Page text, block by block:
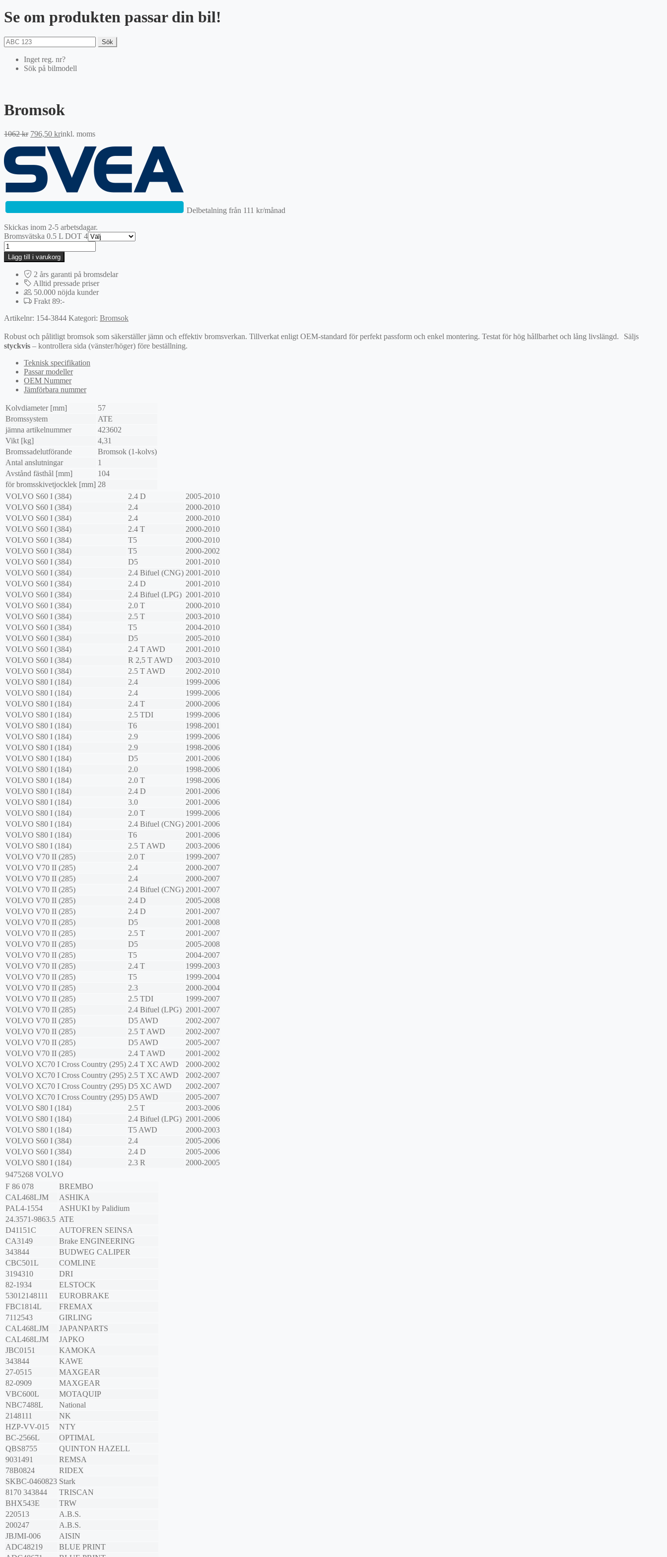
Se om produkten passar din bil!
Sök
Inget reg. nr?
Sök på bilmodell
Bromsok
1062kr Det
1062 kr.
796,50 krDet
priset
är:
796,50 kr.
inkl. moms
Delbetalning från 111 kr/månad
Skickas inom 2-5 arbetsdagar.
Bromsvätska 0.5 L DOT 4
Bromsok
mängd
Lägg till i varukorg
2 års garanti på bromsdelar
Alltid pressade priser
50.000 nöjda kunder
Frakt 89:-
Artikelnr: 154-3844 Kategori: Bromsok
Robust och pålitligt bromsok som säkerställer jämn och effektiv bromsverkan. Tillverkat enligt OEM-standard för perfekt passform och enkel montering. Testat för hög hållbarhet och lång livslängd. Säljs
styckvis – kontrollera sida (vänster/höger) före beställning.
Teknisk specifikation
Passar modeller
OEM Nummer
Jämförbara nummer
Kolvdiameter [mm]
57
Bromssystem
ATE
jämna artikelnummer
423602
Vikt [kg]
4,31
Bromssadelutförande
Bromsok (1-kolvs)
Antal anslutningar
1
Avstånd fästhål [mm]
104
för bromsskivetjocklek [mm] 28
VOLVO S60 I (384) 2.4 D
2005-2010
VOLVO S60 I (384) 2.4
2000-2010
VOLVO S60 I (384) 2.4
2000-2010
VOLVO S60 I (384) 2.4 T
2000-2010
VOLVO S60 I (384) T5
2000-2010
VOLVO S60 I (384) T5
2000-2002
VOLVO S60 I (384) D5
2001-2010
VOLVO S60 I (384) 2.4 Bifuel (CNG) 2001-2010
VOLVO S60 I (384) 2.4 D
2001-2010
VOLVO S60 I (384) 2.4 Bifuel (LPG) 2001-2010
VOLVO S60 I (384) 2.0 T
2000-2010
VOLVO S60 I (384) 2.5 T
2003-2010
VOLVO S60 I (384) T5
2004-2010
VOLVO S60 I (384) D5
2005-2010
VOLVO S60 I (384) 2.4 T AWD
2001-2010
VOLVO S60 I (384) R 2,5 T AWD
2003-2010
VOLVO S60 I (384) 2.5 T AWD
2002-2010
VOLVO S80 I (184) 2.4
1999-2006
VOLVO S80 I (184) 2.4
1999-2006
VOLVO S80 I (184) 2.4 T
2000-2006
VOLVO S80 I (184) 2.5 TDI
1999-2006
VOLVO S80 I (184) T6
1998-2001
VOLVO S80 I (184) 2.9
1999-2006
VOLVO S80 I (184) 2.9
1998-2006
VOLVO S80 I (184) D5
2001-2006
VOLVO S80 I (184) 2.0
1998-2006
VOLVO S80 I (184) 2.0 T
1998-2006
VOLVO S80 I (184) 2.4 D
2001-2006
VOLVO S80 I (184) 3.0
2001-2006
VOLVO S80 I (184) 2.0 T
1999-2006
VOLVO S80 I (184) 2.4 Bifuel (CNG) 2001-2006
VOLVO S80 I (184) T6
2001-2006
VOLVO S80 I (184) 2.5 T AWD
2003-2006
VOLVO V70 II (285) 2.0 T
1999-2007
VOLVO V70 II (285) 2.4
2000-2007
VOLVO V70 II (285) 2.4
2000-2007
VOLVO V70 II (285) 2.4 Bifuel (CNG) 2001-2007
VOLVO V70 II (285) 2.4 D
2005-2008
VOLVO V70 II (285) 2.4 D
2001-2007
VOLVO V70 II (285) D5
2001-2008
VOLVO V70 II (285) 2.5 T
2001-2007
VOLVO V70 II (285) D5
2005-2008
VOLVO V70 II (285) T5
2004-2007
VOLVO V70 II (285) 2.4 T
1999-2003
VOLVO V70 II (285) T5
1999-2004
VOLVO V70 II (285) 2.3
2000-2004
VOLVO V70 II (285) 2.5 TDI
1999-2007
VOLVO V70 II (285) 2.4 Bifuel (LPG) 2001-2007
VOLVO V70 II (285) D5 AWD
2002-2007
VOLVO V70 II (285) 2.5 T AWD
2002-2007
VOLVO V70 II (285) D5 AWD
2005-2007
VOLVO V70 II (285) 2.4 T AWD
2001-2002
VOLVO XC70 I Cross Country (295) 2.4 T XC AWD
2000-2002
VOLVO XC70 I Cross Country (295) 2.5 T XC AWD
2002-2007
VOLVO XC70 I Cross Country (295) D5 XC AWD
2002-2007
VOLVO XC70 I Cross Country (295) D5 AWD
2005-2007
VOLVO S80 I (184) 2.5 T
2003-2006
VOLVO S80 I (184) 2.4 Bifuel (LPG) 2001-2006
VOLVO S80 I (184) T5 AWD
2000-2003
VOLVO S60 I (384) 2.4
2005-2006
VOLVO S60 I (384) 2.4 D
2005-2006
VOLVO S80 I (184) 2.3 R
2000-2005
9475268 VOLVO
F 86 078
BREMBO
CAL468LJM
ASHIKA
PAL4-1554
ASHUKI by Palidium
24.3571-9863.5 ATE
D41151C
AUTOFREN SEINSA
CA3149
Brake ENGINEERING
343844
BUDWEG CALIPER
CBC501L
COMLINE
3194310
DRI
82-1934
ELSTOCK
53012148111
EUROBRAKE
FBC1814L
FREMAX
7112543
GIRLING
CAL468LJM
JAPANPARTS
CAL468LJM
JAPKO
JBC0151
KAMOKA
343844
KAWE
27-0515
MAXGEAR
82-0909
MAXGEAR
VBC600L
MOTAQUIP
NBC7488L
National
2148111
NK
HZP-VV-015
NTY
BC-2566L
OPTIMAL
QBS8755
QUINTON HAZELL
9031491
REMSA
78B0824
RIDEX
SKBC-0460823 Stark
8170 343844
TRISCAN
BHX543E
TRW
220513
A.B.S.
200247
A.B.S.
JBJMI-006
AISIN
ADC48219
BLUE PRINT